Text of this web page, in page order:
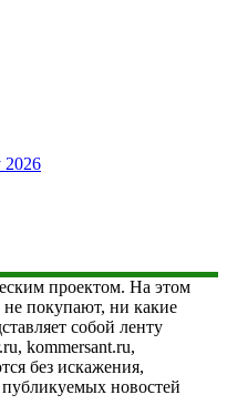
2026
проектом. На этом
не покупают, ни какие
собой ленту
kommersant.ru,
без искажения,
публикуемых новостей